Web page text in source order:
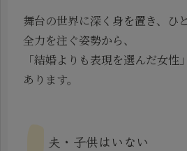
舞台の世界に深く身を置き、ひ
全力を注ぐ姿勢から、
「結婚よりも表現を選んだ女性
あります。
夫・子供はいない